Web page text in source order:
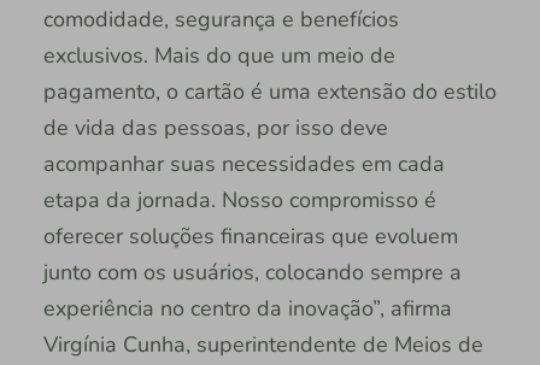
comodidade, segurança e benefícios
exclusivos. Mais do que um meio de
pagamento, o cartão é uma extensão do estilo
de vida das pessoas, por isso deve
acompanhar suas necessidades em cada
etapa da jornada. Nosso compromisso é
oferecer soluções financeiras que evoluem
junto com os usuários, colocando sempre a
experiência no centro da inovação”, afirma
Virgínia Cunha, superintendente de Meios de